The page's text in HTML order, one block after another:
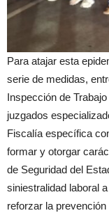
Para atajar esta
serie de medidas,
Inspección de
juzgados
Fiscalía específica
formar y otorgar
de Seguridad del
siniestralidad laboral
reforzar la